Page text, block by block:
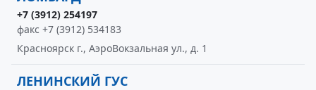
+7 (3912) 254197
факс +7 (3912) 534183
Красноярск г., АэроВокзальная ул., д. 1
ЛЕНИНСКИЙ ГУС